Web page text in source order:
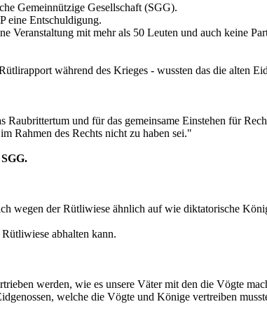
Gemeinnützige Gesellschaft (SGG).
eine Entschuldigung.
Veranstaltung mit mehr als 50 Leuten und auch keine
während des Krieges - wussten das die alten
und für das gemeinsame Einstehen für
Rahmen des Rechts nicht zu haben sei."
wegen der Rütliwiese ähnlich auf wie diktatorische
abhalten kann.
werden, wie es unsere Väter mit den die Vögte
welche die Vögte und Könige vertreiben